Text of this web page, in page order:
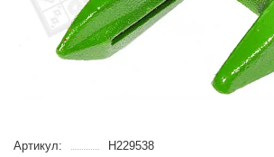
Артикул:
H229538